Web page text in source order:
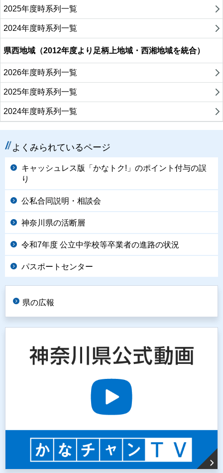
2025年度時系列一覧
2024年度時系列一覧
県西地域（2012年度より足柄上地域・西湘地域を統合）
2026年度時系列一覧
2025年度時系列一覧
2024年度時系列一覧
よくみられているページ
キャッシュレス版「かなトク!」のポイント付与の誤
り
公私合同説明・相談会
神奈川県の活断層
令和7年度 公立中学校等卒業者の進路の状況
パスポートセンター
県の広報